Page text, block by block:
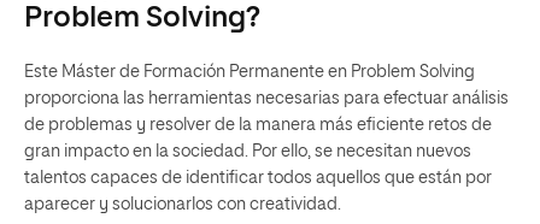
Problem Solving?
Este Máster de Formación Permanente en Problem Solving
proporciona las herramientas necesarias para efectuar análisis
de problemas y resolver de la manera más eficiente retos de
gran impacto en la sociedad. Por ello, se necesitan nuevos
talentos capaces de identificar todos aquellos que están por
aparecer y solucionarlos con creatividad.